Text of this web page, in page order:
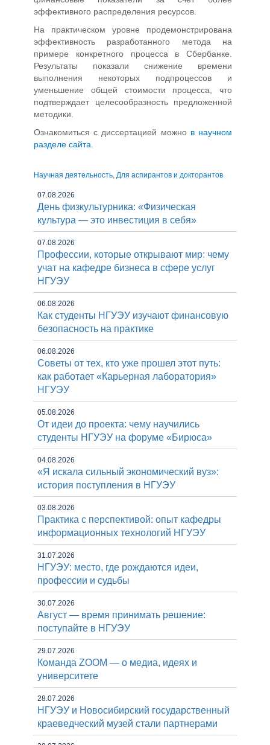
эффективного распределения ресурсов.
На практическом уровне продемонстрирована
эффективность разработанного метода на
примере конкретного процесса в Сбербанке.
Результаты показали снижение времени
выполнения некоторых подпроцессов и
уменьшение общей стоимости процесса, что
подтверждает целесообразность предложенной
методики.
Ознакомиться с диссертацией можно в научном
разделе сайта
Научная деятельность, Для аспирантов и докторантов
07.08.2026
День физкультурника: «Физическая
культура — это инвестиция в себя»
07.08.2026
Профессии, которые открывают мир: чему
учат на кафедре бизнеса в сфере услуг
НГУЭУ
06.08.2026
Как студенты НГУЭУ изучают финансовую
безопасность на практике
06.08.2026
Советы от тех, кто уже прошел этот путь:
как работает «Карьерная лаборатория»
НГУЭУ
05.08.2026
От идеи до проекта: чему научились
студенты НГУЭУ на форуме «Бирюса»
04.08.2026
«Я искала сильный экономический вуз»:
история поступления в НГУЭУ
03.08.2026
Практика с перспективой: опыт кафедры
информационных технологий НГУЭУ
31.07.2026
НГУЭУ: место, где рождаются идеи,
профессии и судьбы
30.07.2026
Август — время принимать решение:
поступайте в НГУЭУ
29.07.2026
Команда ZOOM — о медиа, идеях и
университете
28.07.2026
НГУЭУ и Новосибирский государственный
краеведческий музей стали партнерами